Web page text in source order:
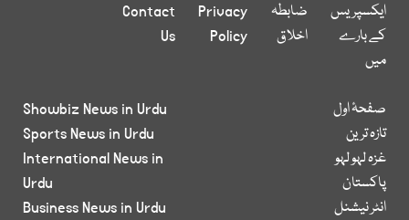
ایکسپریس
کے بارے
میں
ضابطہ
اخلاق
Privacy
Policy
Contact
Us
صفحۂ اول
تازہ ترین
غزہ لہو لہو
پاکستان
انٹر نیشنل
Showbiz News in Urdu
Sports News in Urdu
International News in
Urdu
Business News in Urdu